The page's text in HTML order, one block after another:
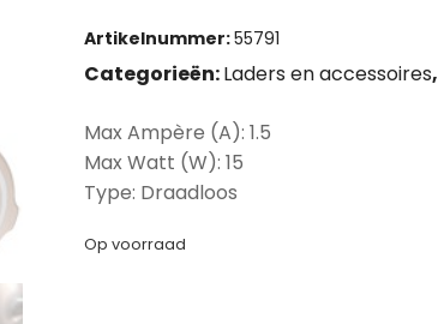
Artikelnummer:55791
Categorieën:Laders en accessoires,
Max Ampère (A): 1.5
Max Watt (W): 15
Type: Draadloos
Op voorraad